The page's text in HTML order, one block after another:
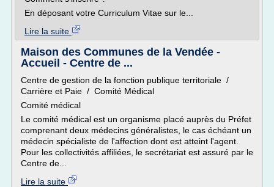
En déposant votre Curriculum Vitae sur le...
Lire la suite
Maison des Communes de la Vendée -
Accueil - Centre de ...
Centre de gestion de la fonction publique territoriale /
Carrière et Paie / Comité Médical
Comité médical
Le comité médical est un organisme placé auprès du Préfet
comprenant deux médecins généralistes, le cas échéant un
médecin spécialiste de l'affection dont est atteint l'agent.
Pour les collectivités affiliées, le secrétariat est assuré par le
Centre de...
Lire la suite